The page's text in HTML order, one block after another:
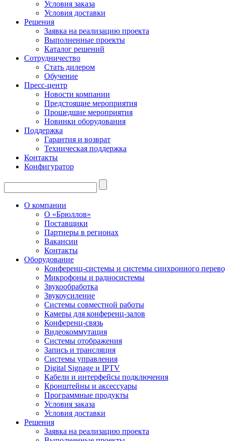
Условия заказа
Условия доставки
Решения
Заявка на реализацию проекта
Выполненные проекты
Каталог решений
Сотрудничество
Стать дилером
Обучение
Пресс-центр
Новости компании
Предстоящие мероприятия
Прошедшие мероприятия
Новинки оборудования
Поддержка
Гарантия и возврат
Техническая поддержка
Контакты
Конфигуратор
О компании
О «Брюллов»
Поставщики
Партнеры в регионах
Вакансии
Контакты
Оборудование
Конференц-системы и системы синхронного
Микрофоны и радиосистемы
Звукообработка
Звукоусиление
Системы совместной работы
Камеры для конференц-залов
Конференц-связь
Видеокоммутация
Системы отображения
Запись и трансляция
Системы управления
Digital Signage и IPTV
Кабели и интерфейсы подключения
Кронштейны и аксессуары
Программные продукты
Условия заказа
Условия доставки
Решения
Заявка на реализацию проекта